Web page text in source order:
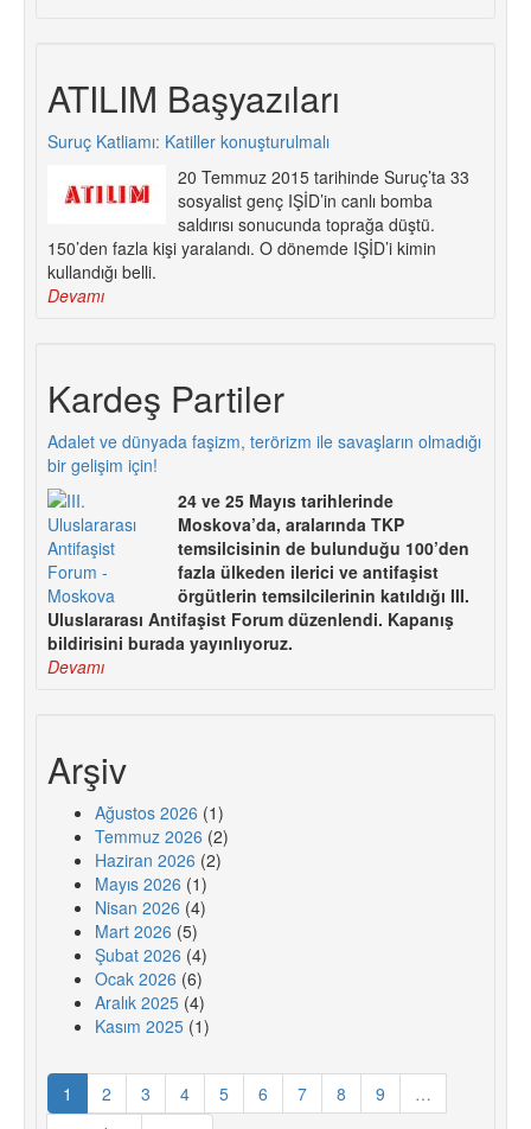
ATILIM Başyazıları
Suruç Katliamı: Katiller konuşturulmalı
20 Temmuz 2015 tarihinde Suruç’ta 33
sosyalist genç IŞİD’in canlı bomba
saldırısı sonucunda toprağa düştü.
150’den fazla kişi yaralandı. O dönemde IŞİD’i kimin
kullandığı belli.
Devamı
Kardeş Partiler
Adalet ve dünyada faşizm, terörizm ile savaşların olmadığı
bir gelişim için!
24 ve 25 Mayıs tarihlerinde
Moskova’da, aralarında TKP
temsilcisinin de bulunduğu 100’den
fazla ülkeden ilerici ve antifaşist
örgütlerin temsilcilerinin katıldığı III.
Uluslararası Antifaşist Forum düzenlendi. Kapanış
bildirisini burada yayınlıyoruz.
Devamı
Arşiv
Ağustos 2026 (1)
Temmuz 2026 (2)
Haziran 2026 (2)
Mayıs 2026 (1)
Nisan 2026 (4)
Mart 2026 (5)
Şubat 2026 (4)
Ocak 2026 (6)
Aralık 2025 (4)
Kasım 2025 (1)
1 2 3 4 5 6 7 8 9
…